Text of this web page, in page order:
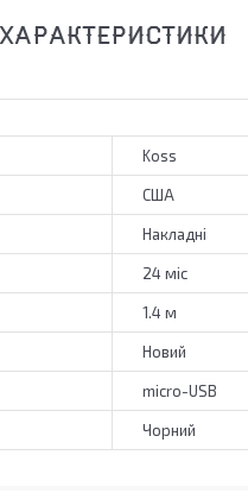
ХАРАКТЕРИСТИКИ
Koss
США
Накладні
24 міс
1.4 м
Новий
micro-USB
Чорний